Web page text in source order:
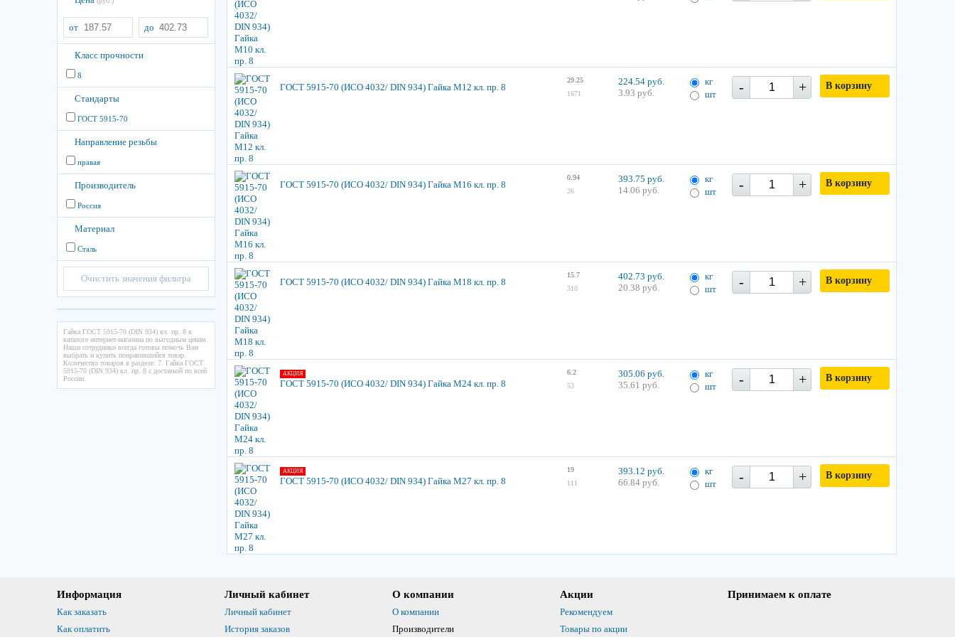
от до
Класс прочности
8
Стандарты
ГОСТ 5915-70
Направление резьбы
правая
Производитель
Россия
Материал
Сталь
Очистить значения фильтра
Гайка ГОСТ 5915-70 (DIN 934) кл. пр. 8 в
каталоге интернет-магазина по выгодным ценам.
Наши сотрудники всегда готовы помочь Вам
выбрать и купить понравившийся товар.
Количество товаров в разделе: 7. Гайка ГОСТ
5915-70 (DIN 934) кл. пр. 8 с доставкой по всей
России.
ГОСТ 5915-70 (ИСО 4032/ DIN 934) Гайка М12 кл. пр. 8
29.25
1671
224.54 руб.
3.93 руб.
кг
шт
- + В корзину
ГОСТ 5915-70 (ИСО 4032/ DIN 934) Гайка М16 кл. пр. 8
0.94
26
393.75 руб.
14.06 руб.
кг
шт
- + В корзину
ГОСТ 5915-70 (ИСО 4032/ DIN 934) Гайка М18 кл. пр. 8
15.7
310
402.73 руб.
20.38 руб.
кг
шт
- + В корзину
АКЦИЯ
ГОСТ 5915-70 (ИСО 4032/ DIN 934) Гайка М24 кл. пр. 8
6.2
53
305.06 руб.
35.61 руб.
кг
шт
- + В корзину
АКЦИЯ
ГОСТ 5915-70 (ИСО 4032/ DIN 934) Гайка М27 кл. пр. 8
19
111
393.12 руб.
66.84 руб.
кг
шт
- + В корзину
Информация
Как заказать
Как оплатить
Личный кабинет
Личный кабинет
История заказов
О компании
О компании
Производители
Акции
Рекомендуем
Товары по акции
Принимаем к оплате